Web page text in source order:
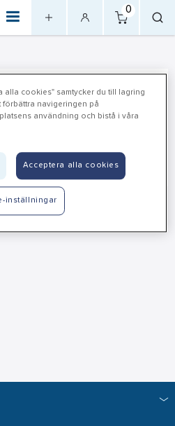
0
kampanjer. Är du inloggad och
alla cookies" samtycker du till lagring
navigeringen på
användning och bistå i våra
Acceptera alla cookies
inställningar